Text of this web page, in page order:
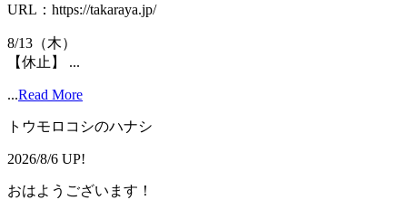
URL：https://takaraya.jp/
8/13（木）
【休止】 ...
...Read More
トウモロコシのハナシ
2026/8/6 UP!
おはようございます！